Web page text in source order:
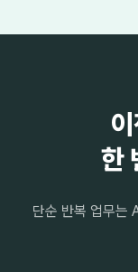
한
단순 반복 업무는